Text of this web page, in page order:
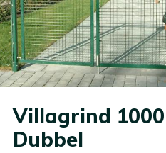
Villagrind 1000
Dubbel